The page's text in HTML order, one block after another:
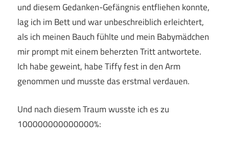
und diesem Gedanken-Gefängnis entfliehen konnte,
lag ich im Bett und war unbeschreiblich erleichtert,
als ich meinen Bauch fühlte und mein Babymädchen
mir prompt mit einem beherzten Tritt antwortete.
Ich habe geweint, habe Tiffy fest in den Arm
genommen und musste das erstmal verdauen.
Und nach diesem Traum wusste ich es zu
100000000000000%: